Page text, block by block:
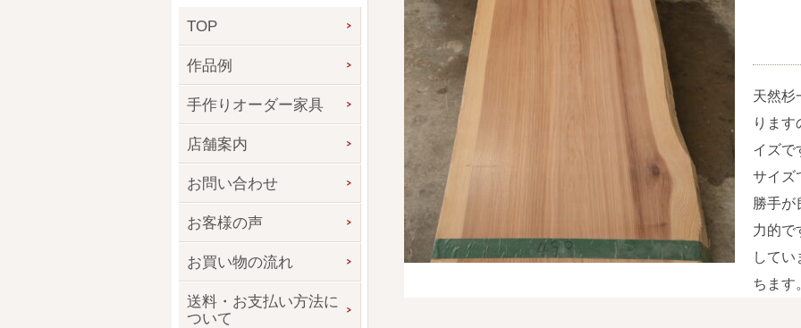
天然杉
りま
イズで
サイズ
勝手が
力的で
して
ちます
TOP
作品例
手作りオーダー家具
店舗案内
お問い合わせ
お客様の声
お買い物の流れ
送料・お支払い方法に
ついて